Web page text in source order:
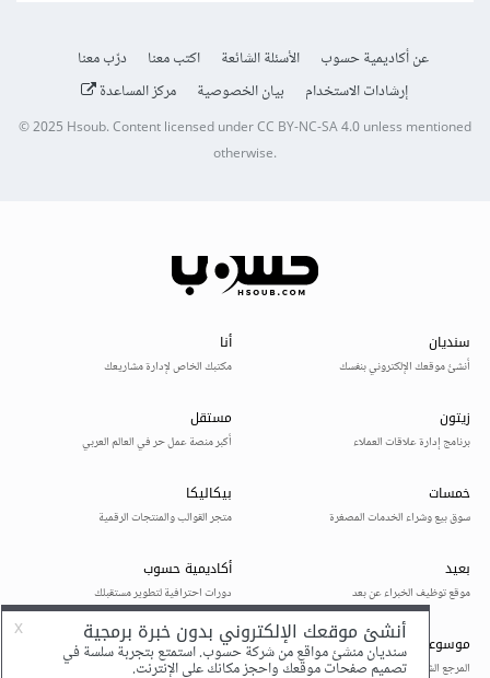
عن أكاديمية حسوب الأسئلة الشائعة اكتب معنا
درّب معنا
إرشادات الاستخدام
بيان الخصوصية مركز المساعدة
© 2025Hsoub.Content licensed underCC BY-NC-SA 4.0unless mentioned
otherwise.